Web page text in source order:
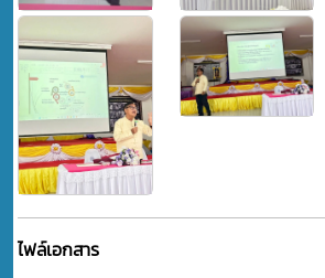
ไฟล์เอกสาร